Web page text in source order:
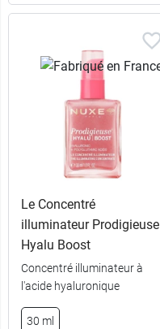
Le Concentré
illuminateur Prodigieuse
Hyalu Boost
Concentré illuminateur à
l'acide hyaluronique
30 ml